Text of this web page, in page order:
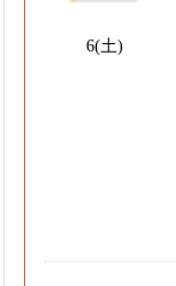
6(土)